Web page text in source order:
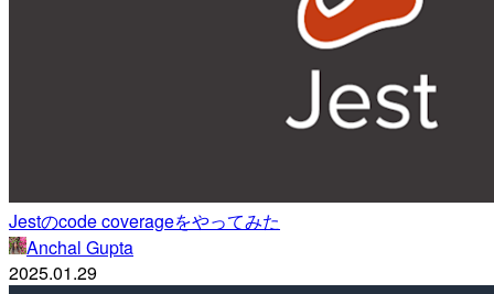
Jestのcode coverageをやってみた
Anchal Gupta
2025.01.29